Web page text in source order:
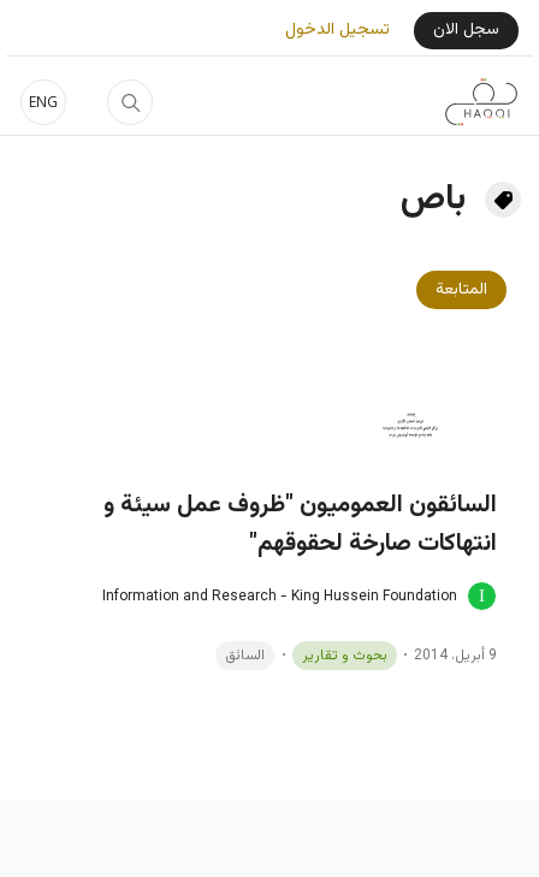
تجاوز إلى المحتوى الرئيسي
ENG
User Login Menu
سجل الان تسجيل الدخول
باص
المتابعة
السائقون العموميون "ظروف عمل سيئة و
انتهاكات صارخة لحقوقهم"
Information and Research - King Hussein Foundation
9 أبريل، 2014 بحوث و تقارير السائق